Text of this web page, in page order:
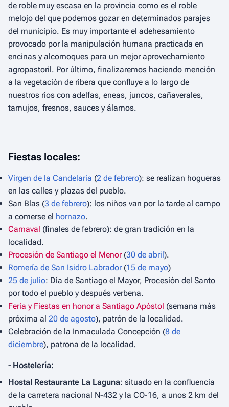
de roble muy escasa en la provincia como es el roble
melojo del que podemos gozar en determinados parajes
del municipio. Es muy importante el adehesamiento
provocado por la manipulación humana practicada en
encinas y alcornoques para un mejor aprovechamiento
agropastoril. Por último, finalizaremos haciendo mención
a la vegetación de ribera que confluye a lo largo de
nuestros ríos con adelfas, eneas, juncos, cañaverales,
tamujos, fresnos, sauces y álamos.
Fiestas locales:
Virgen de la Candelaria (2 de febrero): se realizan hogueras
en las calles y plazas del pueblo.
San Blas (3 de febrero): los niños van por la tarde al campo
a comerse el hornazo.
Carnaval (finales de febrero): de gran tradición en la
localidad.
Procesión de Santiago el Menor(30 de abril).
Romería de San Isidro Labrador(15 de mayo)
25 de julio: Día de Santiago el Mayor, Procesión del Santo
por todo el pueblo y después verbena.
Feria y Fiestas en honor a Santiago Apóstol (semana más
próxima al 20 de agosto), patrón de la localidad.
Celebración de la Inmaculada Concepción (8 de
diciembre), patrona de la localidad.
- Hostelería:
Hostal Restaurante La Laguna: situado en la confluencia
de la carretera nacional N-432 y la CO-16, a unos 2 km del